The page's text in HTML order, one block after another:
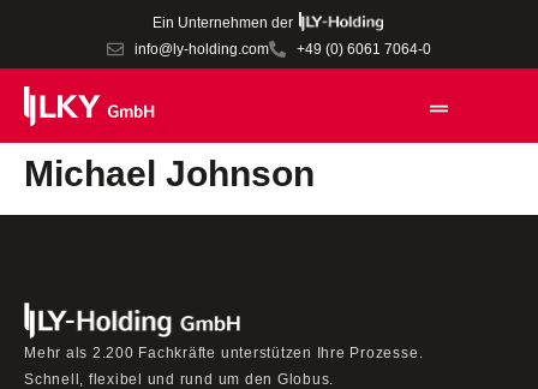
Ein Unternehmen der
info@ly-holding.com
+49 (0) 6061 7064-0
Michael Johnson
Mehr als 2.200 Fachkräfte unterstützen Ihre Prozesse.
Schnell, flexibel und rund um den Globus.